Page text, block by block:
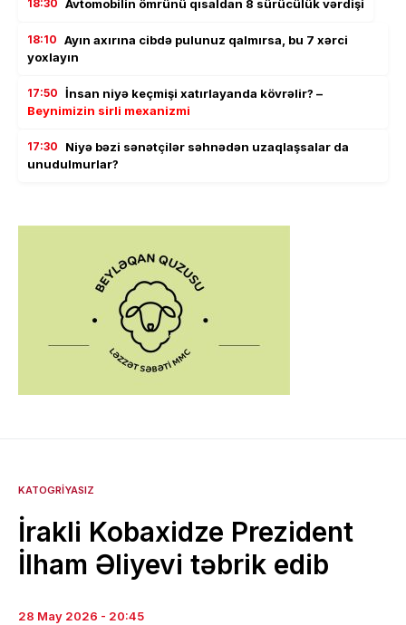
18:30 Avtomobilin ömrünü qısaldan 8 sürücülük vərdişi
18:10 Ayın axırına cibdə pulunuz qalmırsa, bu 7 xərci
yoxlayın
17:50 İnsan niyə keçmişi xatırlayanda kövrəlir? –
Beynimizin sirli mexanizmi
17:30
Niyə bəzi sənətçilər səhnədən uzaqlaşsalar da
unudulmurlar?
KATOGRIYASIZ
İrakli Kobaxidze Prezident
İlham Əliyevi təbrik edib
28 May 2026 - 20:45